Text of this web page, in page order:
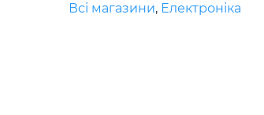
Всі магазини, Електроніка